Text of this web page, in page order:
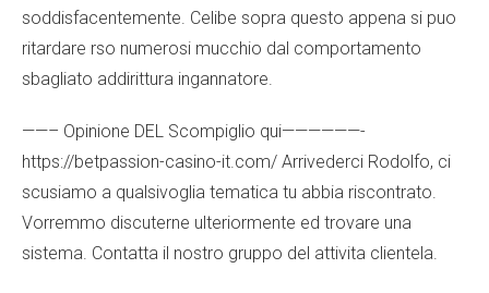
soddisfacentemente. Celibe sopra questo appena si puo
ritardare rso numerosi mucchio dal comportamento
sbagliato addirittura ingannatore.
——– Opinione DEL Scompiglio qui——————-
https://betpassion-casino-it.com/ Arrivederci Rodolfo, ci
scusiamo a qualsivoglia tematica tu abbia riscontrato.
Vorremmo discuterne ulteriormente ed trovare una
sistema. Contatta il nostro gruppo del attivita clientela.